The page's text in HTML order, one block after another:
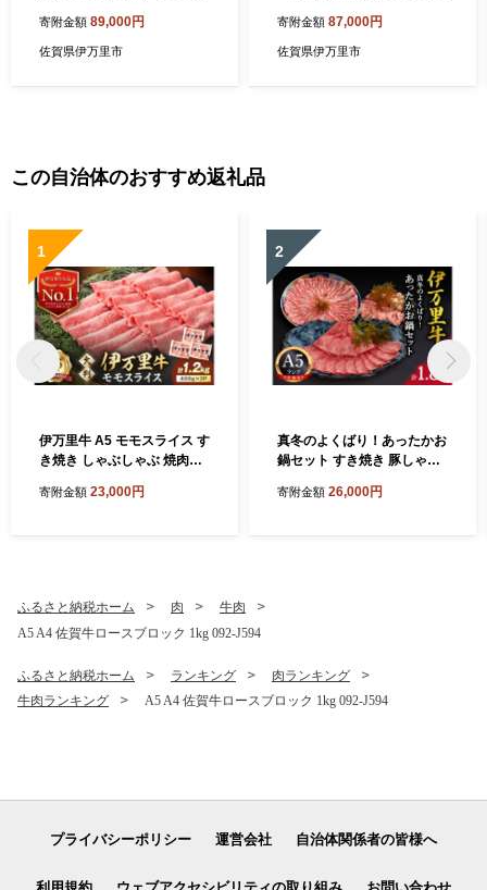
寄附金額 89,000円
佐賀県伊万里市
寄附金額 87,000円
佐賀県伊万里市
この自治体のおすすめ返礼品
1
伊万里牛 A5 モモスライス す
き焼き しゃぶしゃぶ 焼肉用
国産 牛肉 赤身 薄切り 小分け
寄附金額 23,000円
2
真冬のよくばり！あったかお
鍋セット すき焼き 豚しゃぶ
寄附金額 26,000円
ふるさと納税ホーム 肉
牛肉
A5 A4 佐賀牛ロースブロック 1kg 092-J594
ふるさと納税ホーム ランキング
肉ランキング
牛肉ランキング
A5 A4 佐賀牛ロースブロック 1kg 092-J594
プライバシーポリシー 運営会社 自治体関係者の皆様へ